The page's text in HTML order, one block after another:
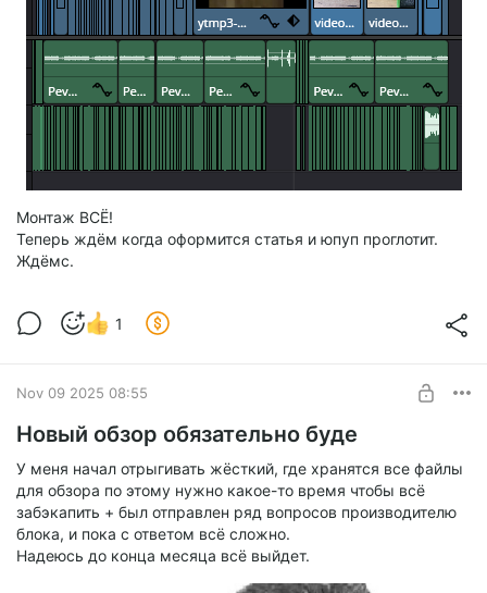
Монтаж ВСЁ!
Теперь ждём когда оформится статья и юпуп проглотит.
Ждёмс.
1
Nov 09 2025 08:55
Новый обзор обязательно буде
У меня начал отрыгивать жёсткий, где хранятся все файлы
для обзора по этому нужно какое-то время чтобы всё
забэкапить + был отправлен ряд вопросов производителю
блока, и пока с ответом всё сложно.
Надеюсь до конца месяца всё выйдет.